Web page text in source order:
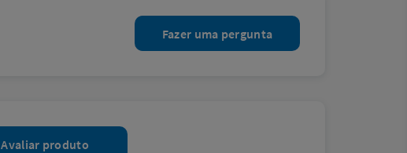
Fazer uma pergunta
Avaliar produto